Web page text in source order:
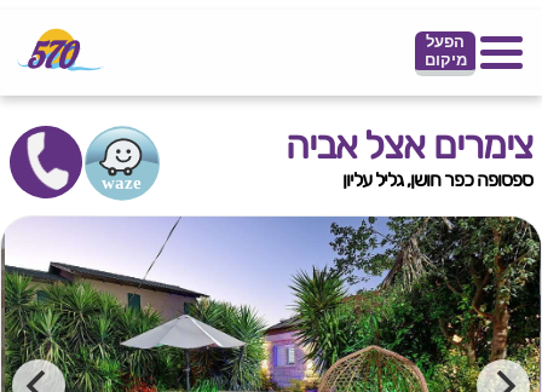
הפעל
מיקום
צימרים אצל אביה
ספסופה כפר חושן, גליל עליון